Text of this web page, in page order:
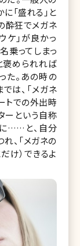
「盛れる」と
酔狂でメガネ
ケ」が良かっ
乗ってしまっ
褒められれば
た。あの時の
は、「メガネ
トでの外出時
ーという自称
……と、自分
、「メガネの
け）できるよ